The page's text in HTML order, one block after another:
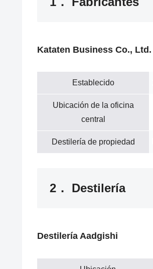
Kataten Business Co., Ltd.
Establecido
Ubicación de la oficina
central
Destilería de propiedad
2． Destilería
Destilería Aadgishi